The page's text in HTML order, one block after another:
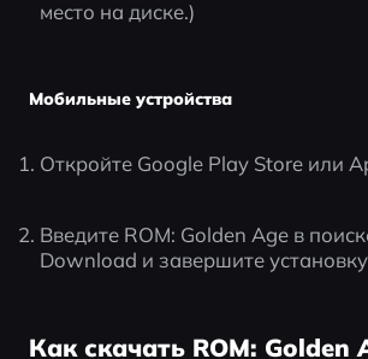
место на диске.)
Мобильные устройства
Откройте Google Play Store или
Введите ROM: Golden Age в
Download и завершите
Как скачать ROM: Golden